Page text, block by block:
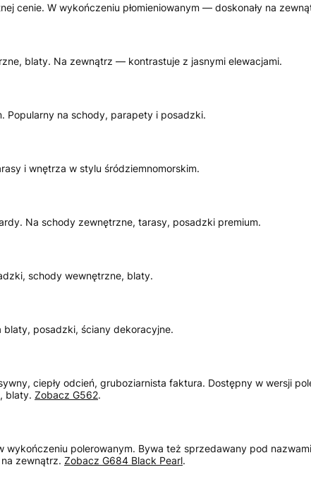
cenie. W wykończeniu płomieniowanym — doskonały na
blaty. Na zewnątrz — kontrastuje z jasnymi elewacjami.
Popularny na schody, parapety i posadzki.
i wnętrza w stylu śródziemnomorskim.
Na schody zewnętrzne, tarasy, posadzki premium.
schody wewnętrzne, blaty.
blaty, posadzki, ściany dekoracyjne.
ciepły odcień, gruboziarnista faktura. Dostępny w wersji
blaty. Zobacz G562.
polerowanym. Bywa też sprzedawany pod
zewnątrz. Zobacz G684 Black Pearl.